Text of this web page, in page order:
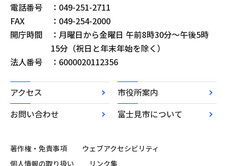
電話番号
：049-251-2711
FAX
：049-254-2000
開庁時間
：月曜日から金曜日 午前8時30分～午後5時
15分（祝日と年末年始を除く）
法人番号
：6000020112356
アクセス
市役所案内
お問い合わせ
富士見市について
著作権・免責事項
ウェブアクセシビリティ
個人情報の取り扱い
リンク集